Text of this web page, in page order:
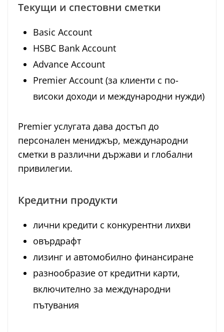
Текущи и спестовни сметки
Basic Account
HSBC Bank Account
Advance Account
Premier Account (за клиенти с по-
високи доходи и международни нужди)
Premier услугата дава достъп до
персонален мениджър, международни
сметки в различни държави и глобални
привилегии.
Кредитни продукти
лични кредити с конкурентни лихви
овърдрафт
лизинг и автомобилно финансиране
разнообразие от кредитни карти,
включително за международни
пътувания